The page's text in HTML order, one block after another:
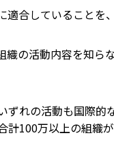
合していること
の活動内容を知ら
れの活動も国際的
100万以上の組織が